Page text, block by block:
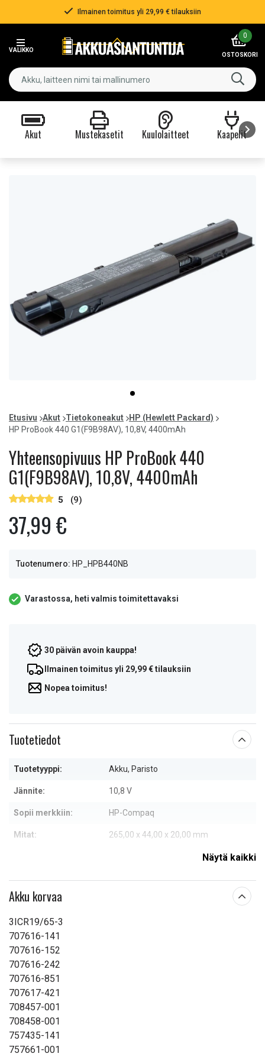
Ilmainen toimitus yli 29,99 € tilauksiin
VALIKKO
0
OSTOSKORI
Akut Mustekasetit Kuulolaitteet Kaapelit
item
0
of
1
Etusivu Akut Tietokoneakut
HP (Hewlett Packard)
HP ProBook 440 G1(F9B98AV), 10,8V, 4400mAh
Yhteensopivuus HP ProBook 440
G1(F9B98AV), 10,8V, 4400mAh
5 (9)
37,99 €
Tuotenumero: HP_HPB440NB
Varastossa, heti valmis toimitettavaksi
30 päivän avoin kauppa!
Ilmainen toimitus yli 29,99 € tilauksiin
Nopea toimitus!
Tuotetiedot
Tuotetyyppi: Akku, Paristo
Jännite: 10,8 V
Sopii merkkiin: HP-Compaq
Mitat: 265,00 x 44,00 x 20,00 mm
Näytä kaikki
Akku korvaa
3ICR19/65-3
707616-141
707616-152
707616-242
707616-851
707617-421
708457-001
708458-001
757435-141
757661-001